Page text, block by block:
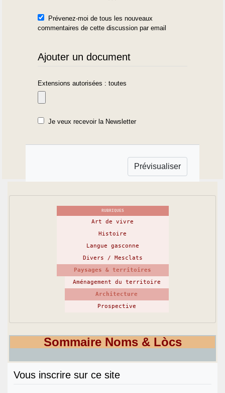
Prévenez-moi de tous les nouveaux
commentaires de cette discussion par email
Ajouter un document
Extensions autorisées : toutes
Je veux recevoir la Newsletter
RUBRIQUES
Art de vivre
Histoire
Langue gasconne
Divers / Mesclats
Paysages & territoires
Aménagement du territoire
Architecture
Prospective
Sommaire Noms & Lòcs
Vous inscrire sur ce site